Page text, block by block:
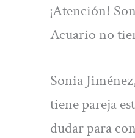
¡Atención!
Acuario no
Sonia
tiene pareja
dudar para